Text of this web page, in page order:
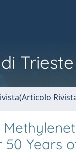
Trieste
50 Years